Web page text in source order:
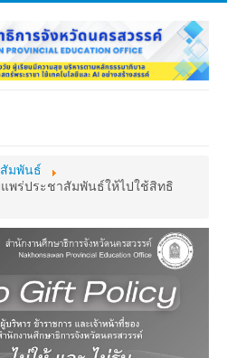
MY OFFICE
มพันธ์
พร่ประชาสัมพันธ์ให้ไปใช้สิทธิ